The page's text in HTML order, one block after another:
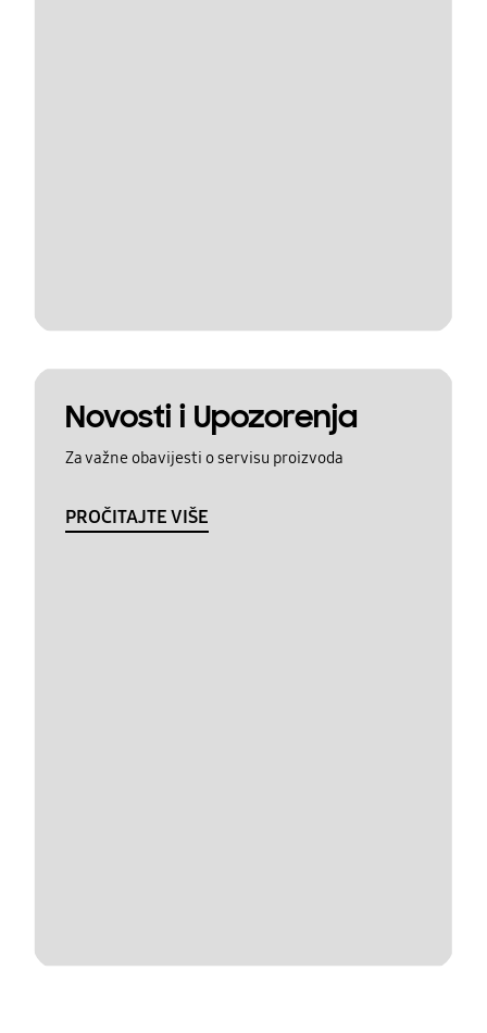
Novosti i Upozorenja
Za važne obavijesti o servisu proizvoda
PROČITAJTE VIŠE